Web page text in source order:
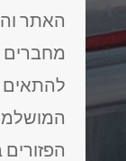
האתר
מחברים
להתאים
הפזורים